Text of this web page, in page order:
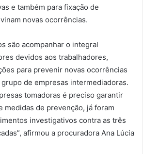
e também para fixação de
novas ocorrências.
são acompanhar o integral
devidos aos trabalhadores,
para prevenir novas ocorrências
de empresas intermediadoras.
tomadoras é preciso garantir
medidas de prevenção, já foram
investigativos contra as três
afirmou a procuradora Ana Lúcia